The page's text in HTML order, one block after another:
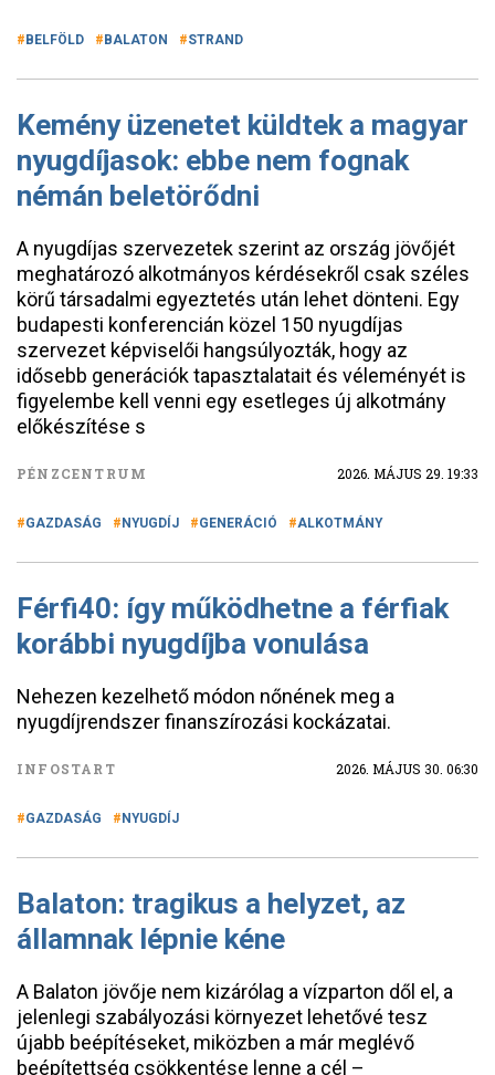
BELFÖLD BALATON STRAND
Kemény üzenetet küldtek a magyar
nyugdíjasok: ebbe nem fognak
némán beletörődni
A nyugdíjas szervezetek szerint az ország jövőjét
meghatározó alkotmányos kérdésekről csak széles
körű társadalmi egyeztetés után lehet dönteni. Egy
budapesti konferencián közel 150 nyugdíjas
szervezet képviselői hangsúlyozták, hogy az
idősebb generációk tapasztalatait és véleményét is
figyelembe kell venni egy esetleges új alkotmány
előkészítése s
PÉNZCENTRUM 2026. MÁJUS 29. 19:33
GAZDASÁG NYUGDÍJ GENERÁCIÓ ALKOTMÁNY
Férfi40: így működhetne a férfiak
korábbi nyugdíjba vonulása
Nehezen kezelhető módon nőnének meg a
nyugdíjrendszer finanszírozási kockázatai.
INFOSTART 2026. MÁJUS 30. 06:30
GAZDASÁG NYUGDÍJ
Balaton: tragikus a helyzet, az
államnak lépnie kéne
A Balaton jövője nem kizárólag a vízparton dől el, a
jelenlegi szabályozási környezet lehetővé tesz
újabb beépítéseket, miközben a már meglévő
beépítettség csökkentése lenne a cél –